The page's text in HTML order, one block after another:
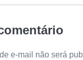
e-mail não será